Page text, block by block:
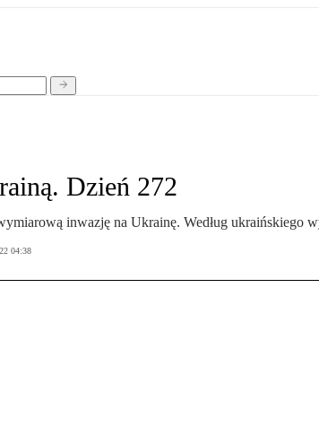
Dzień 272
inwazję na Ukrainę. Według
04:38